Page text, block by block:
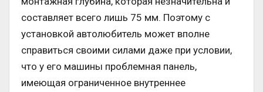
составляет всего лишь 75 мм. Поэтому с
установкой автолюбитель может вполне
справиться своими силами даже при условии,
что у его машины проблемная панель,
имеющая ограниченное внутреннее